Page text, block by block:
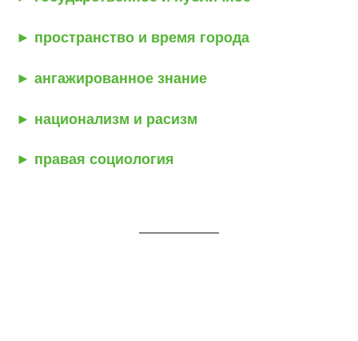
► пространство и время города
► ангажированное знание
► национализм и расизм
► правая социология